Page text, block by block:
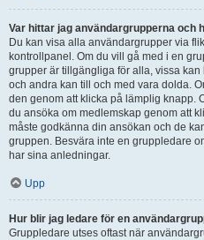
Var hittar jag användargrupperna och
Du kan visa alla användargrupper via
kontrollpanel. Om du vill gå med i en
grupper är tillgängliga för alla, vissa
och andra kan till och med vara dolda.
den genom att klicka på lämplig knapp.
du ansöka om medlemskap genom att
måste godkänna din ansökan och de
gruppen. Besvära inte en gruppledare
har sina anledningar.
Upp
Hur blir jag ledare för en
Gruppledare utses oftast när